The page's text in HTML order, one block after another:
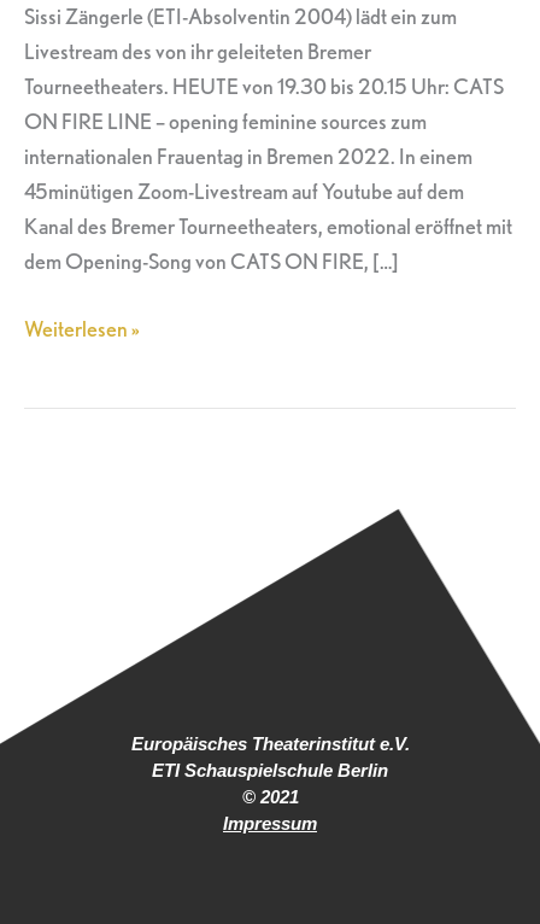
Sissi Zängerle (ETI-Absolventin 2004) lädt ein zum
Livestream des von ihr geleiteten Bremer
Tourneetheaters. HEUTE von 19.30 bis 20.15 Uhr: CATS
ON FIRE LINE – opening feminine sources zum
internationalen Frauentag in Bremen 2022. In einem
45minütigen Zoom-Livestream auf Youtube auf dem
Kanal des Bremer Tourneetheaters, emotional eröffnet mit
dem Opening-Song von CATS ON FIRE, […]
Tourneetheaters
ein
Weiterlesen »
Europäisches Theaterinstitut e.V.
ETI Schauspielschule Berlin
© 2021
Impressum